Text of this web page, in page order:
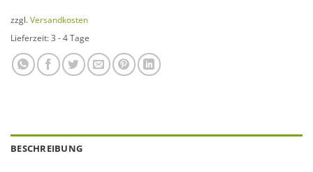
zzgl. Versandkosten
Lieferzeit: 3 - 4 Tage
BESCHREIBUNG